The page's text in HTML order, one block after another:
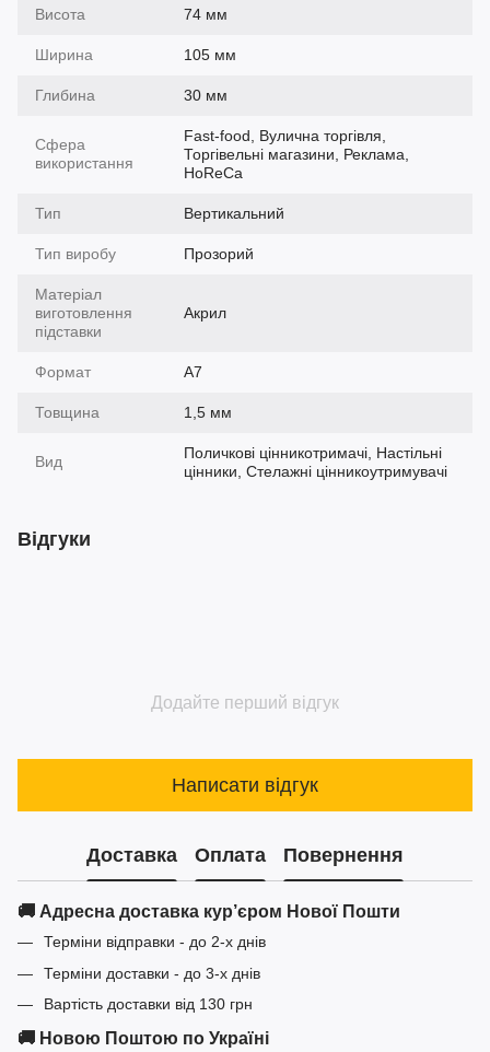
Висота 74 мм
Ширина 105 мм
Глибина 30 мм
Сфера
використання
Fast-food, Вулична торгівля,
Торгівельні магазини, Реклама,
HoReCa
Тип Вертикальний
Тип виробу Прозорий
Матеріал
виготовлення
підставки
Акрил
Формат A7
Товщина 1,5 мм
Вид
Поличкові цінникотримачі, Настільні
цінники, Стелажні цінникоутримувачі
Відгуки
Додайте перший відгук
Написати відгук
Доставка Оплата Повернення
🚚 Адресна доставка кур’єром Нової Пошти
Терміни відправки - до 2-х днів
Терміни доставки - до 3-х днів
Вартість доставки від 130 грн
🚚 Новою Поштою по Україні